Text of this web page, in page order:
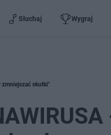
Słuchaj Wygraj
zmniejszać skutki"